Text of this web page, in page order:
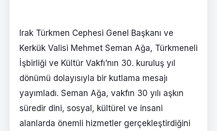
Irak Türkmen Cephesi Genel Başkanı ve
Kerkük Valisi Mehmet Seman Ağa, Türkmeneli
İşbirliği ve Kültür Vakfı’nın 30. kuruluş yıl
dönümü dolayısıyla bir kutlama mesajı
yayımladı. Seman Ağa, vakfın 30 yılı aşkın
süredir dini, sosyal, kültürel ve insani
alanlarda önemli hizmetler gerçekleştirdiğini